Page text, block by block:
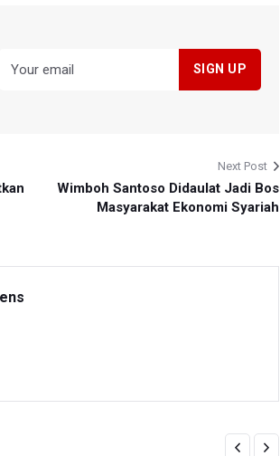
Next Post
Wimboh Santoso Didaulat Jadi Bos
Masyarakat Ekonomi Syariah